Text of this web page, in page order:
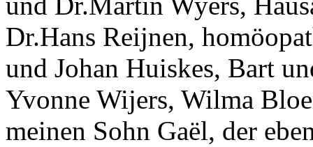
Dr.Hans Reijnen,
und Johan Huiskes, Bart
Yvonne Wijers, Wilma
meinen Sohn Gaël, der